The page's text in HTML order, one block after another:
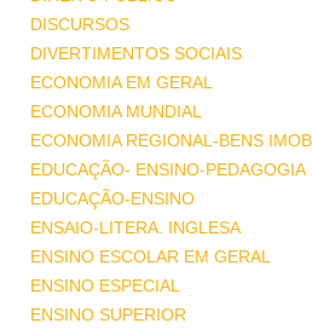
DISCURSOS
DIVERTIMENTOS SOCIAIS
ECONOMIA EM GERAL
ECONOMIA MUNDIAL
ECONOMIA REGIONAL-BENS
EDUCAÇÃO- ENSINO-PEDAGOGIA
EDUCAÇÃO-ENSINO
ENSAIO-LITERA. INGLESA
ENSINO ESCOLAR EM GERAL
ENSINO ESPECIAL
ENSINO SUPERIOR